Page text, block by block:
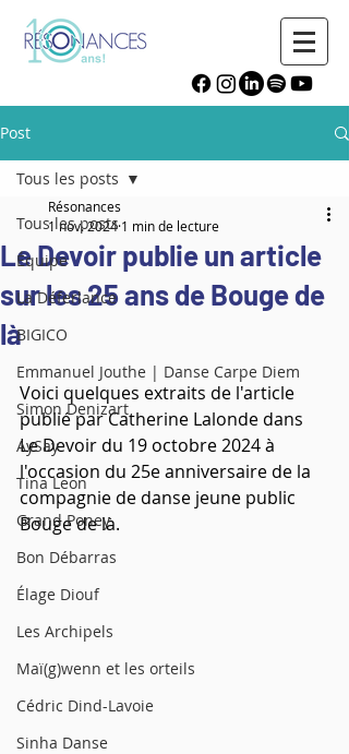
Post
Tous les posts
Équipe
La Déferlance
BIGICO
Emmanuel Jouthe | Danse Carpe Diem
Simon Denizart
AySay
Tina Leon
Grand Poney
Bon Débarras
Élage Diouf
Les Archipels
Maï(g)wenn et les orteils
Cédric Dind-Lavoie
Sinha Danse
Tous les posts
Le Devoir publie un article
sur les 25 ans de Bouge de
là
Résonances
1 nov. 2024 1 min de lecture
Voici quelques extraits de l'article
publié par Catherine Lalonde dans
Le Devoir du 19 octobre 2024 à
l'occasion du 25e anniversaire de la
compagnie de danse jeune public
Bouge de là.